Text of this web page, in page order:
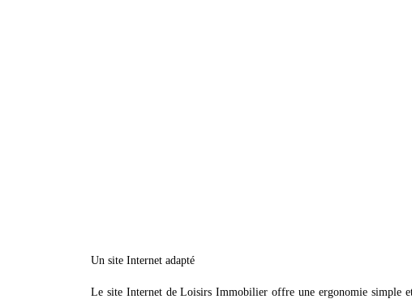
Un site Internet adapté
Le site Internet de Loisirs Immobilier offre une ergonomie simple